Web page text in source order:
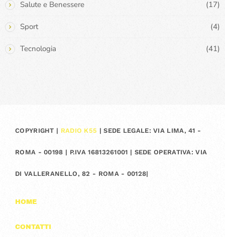
Salute e Benessere (17)
Sport (4)
Tecnologia (41)
COPYRIGHT | RADIO K55 | SEDE LEGALE: VIA LIMA, 41 -
ROMA - 00198 | P.IVA 16813261001 | SEDE OPERATIVA: VIA
DI VALLERANELLO, 82 - ROMA - 00128|
HOME
CONTATTI